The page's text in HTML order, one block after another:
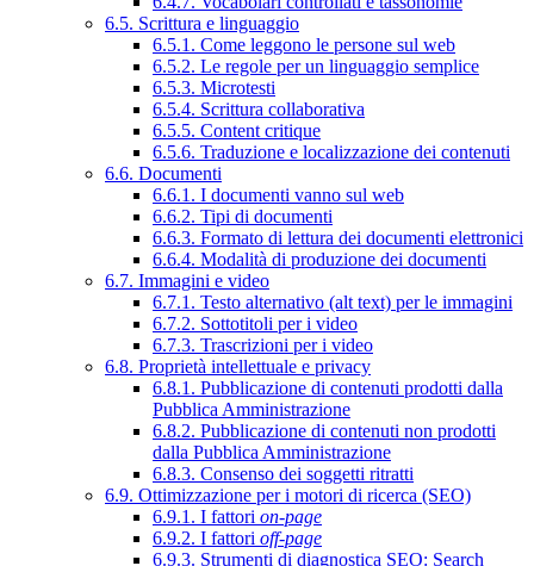
6.5. Scrittura e linguaggio
6.5.1. Come leggono le persone sul web
6.5.2. Le regole per un linguaggio semplice
6.5.3. Microtesti
6.5.4. Scrittura collaborativa
6.5.5. Content critique
6.5.6. Traduzione e localizzazione dei contenuti
6.6. Documenti
6.6.1. I documenti vanno sul web
6.6.2. Tipi di documenti
6.6.3. Formato di lettura dei documenti elettronici
6.6.4. Modalità di produzione dei documenti
6.7. Immagini e video
6.7.1. Testo alternativo (alt text) per le immagini
6.7.2. Sottotitoli per i video
6.7.3. Trascrizioni per i video
6.8. Proprietà intellettuale e privacy
6.8.1. Pubblicazione di contenuti prodotti dalla
Pubblica Amministrazione
6.8.2. Pubblicazione di contenuti non prodotti
dalla Pubblica Amministrazione
6.8.3. Consenso dei soggetti ritratti
6.9. Ottimizzazione per i motori di ricerca (SEO)
6.9.1. I fattori on-page
6.9.2. I fattori off-page
6.9.3. Strumenti di diagnostica SEO: Search